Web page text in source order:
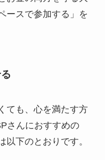
ースで参加する」を
ても、心を満たす方
さんにおすすめの
以下のとおりです。